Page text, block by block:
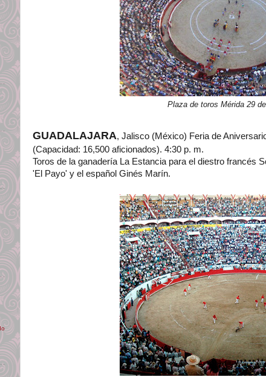
Plaza de toros Mérida 29
GUADALAJARA, Jalisco (México) Feria de
(Capacidad: 16,500 aficionados). 4:30 p. m.
Toros de la ganadería La Estancia para el diestro francés
'El Payo' y el español Ginés Marín.